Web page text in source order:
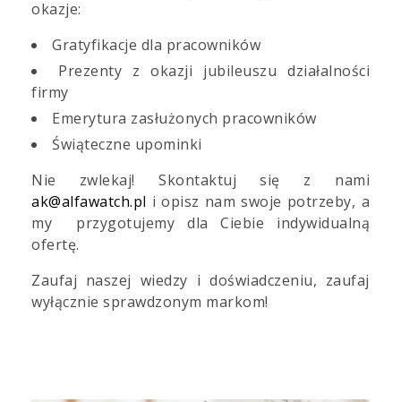
okazje:
Gratyfikacje dla pracowników
Prezenty z okazji jubileuszu działalności
firmy
Emerytura zasłużonych pracowników
Świąteczne upominki
Nie zwlekaj! Skontaktuj się z nami
ak@alfawatch.pl i opisz nam swoje potrzeby, a
my przygotujemy dla Ciebie indywidualną
ofertę.
Zaufaj naszej wiedzy i doświadczeniu, zaufaj
wyłącznie sprawdzonym markom!